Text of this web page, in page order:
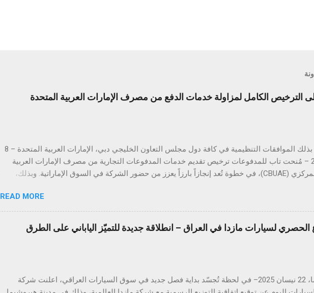
الكامل لمزاولة خدمات الدفع من مصرف الإمارات العربية المتحدة
لتستكمل بذلك الموافقات التنظيمية في كافة دول مجلس التعاون الخليجي دبي، الإمارات العربية المتحدة – 8
أبريل 2025 – مُنحت تاب للمدفوعات ترخيص تقديم خدمات المدفوعات التجارية من مصرف الإمارات العربية
المتحدة المركزي (CBUAE)، في خطوة تُعد إنجازاً بارزاً يعزز من حضور الشركة في السوق الإماراتية. وبذلك،
الإمارات العربية المتحدة السوق الأكبر إقليمياً في مجال التقنية المالية والمدفوعات، إذ تحتضن 184 شركة
هذا القطاع الحيوي. ومع استكمال التراخيص في كلٍّ من السعودية، الكويت، قطر، البحرين، عُمان،
تواصل تاب للمدفوعات ترسيخ مكانتها كأحد أكثر مزوّدي خدمات الدفع ترخيصاً والتزاماً بالامتثال
ضمن الشركات العاملة في دول الخليج. كما يؤكّد هذا الإنجاز دور تاب للمدفوعات في توحيد وتبسيط
READ MORE »
لسيارات مازدا في العراق – انطلاقة جديدة للتميّز الياباني على الطرق
هيروشيما، 22 نيسان 2025– في لحظة تُجسّد بداية فصل جديد في سوق السيارات العراقي، اعلنت شركة